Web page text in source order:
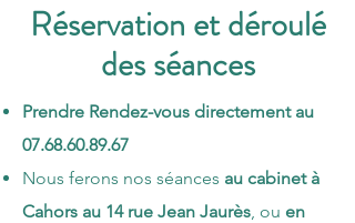
Réservation et déroulé
des séances
Prendre Rendez-vous directement au
07.68.60.89.67
Nous ferons nos séances au cabinet à
Cahors au 14 rue Jean Jaurès, ou en